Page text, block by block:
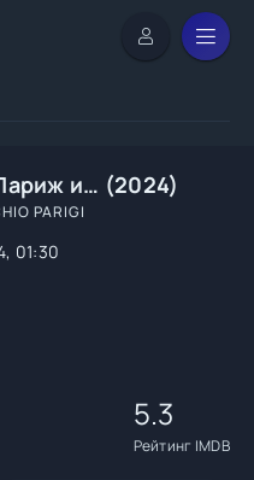
и… (2024)
PARIGI
01:30
5.3
Рейтинг IMDB